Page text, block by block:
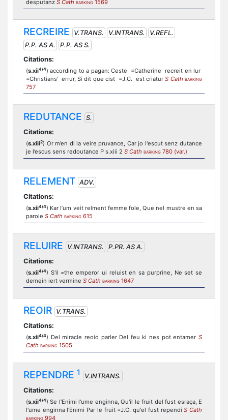
desputanz S Cath BARKING 1569
RECREIRE V.TRANS. V.INTRANS.
V.REFL.
P.P. AS A.
P.P. AS S.
Citations:
(s.xii4/4) according to a pagan: Ceste =Catherine recreit en lur
=Christians' errur, Si dit que cist =J.C. est criaturS Cath BARKING
757
REDUTANCE S.
Citations:
(s.xiii2) Or m’en di la veire pruvance, Car jo l'escut senz dutance
je l’escus sens redoutance P s.xiii 2 S Cath BARKING 780 (var.)
RELEMENT ADV.
Citations:
(s.xii4/4) Kar l’um veit relment femme fole, Que nel mustre en sa
parole S Cath BARKING 615
RELUIRE V.INTRANS.
P.PR. AS A.
Citations:
(s.xii4/4) S'il =the emperor ui reluist en sa purprine, Ne set se
demein iert vermine S Cath BARKING 1647
REOIR V.TRANS.
Citations:
(s.xii4/4) Del miracle reoid parler Del feu ki nes pot entamer S
Cath BARKING 1505
REPENDRE 1
V.INTRANS.
Citations:
(s.xii4/4) Se l'Enimi l'ume enginna, Qu'il le fruit del fust esraça, E
l'ume enginna l'Enimi Par le fruit =J.C. qu'el fust rependiS Cath
BARKING 994